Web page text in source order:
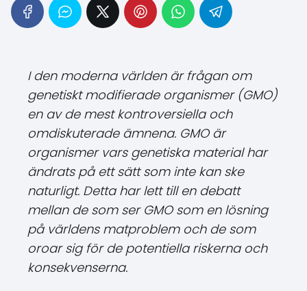
I den moderna världen är frågan om
genetiskt modifierade organismer (GMO)
en av de mest kontroversiella och
omdiskuterade ämnena. GMO är
organismer vars genetiska material har
ändrats på ett sätt som inte kan ske
naturligt. Detta har lett till en debatt
mellan de som ser GMO som en lösning
på världens matproblem och de som
oroar sig för de potentiella riskerna och
konsekvenserna.